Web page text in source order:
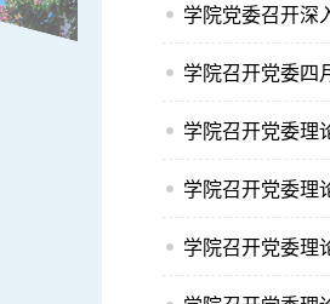
学院党委召开深
学院召开党委四
学院召开党委理
学院召开党委理
学院召开党委理